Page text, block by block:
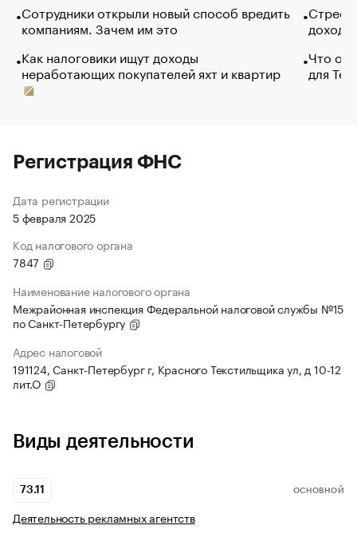
Сотрудники открыли новый способ вредить
компаниям. Зачем им это
Как налоговики ищут доходы
неработающих покупателей яхт и квартир
Что
для
Регистрация ФНС
Дата регистрации
5 февраля 2025
Код налогового органа
7847
Наименование налогового органа
Межрайонная инспекция Федеральной налоговой службы №15
по Санкт-Петербургу
Адрес налоговой
191124, Санкт-Петербург г, Красного Текстильщика ул, д 10-12
лит.О
Виды деятельности
73.11 ОСНОВНОЙ
Деятельность рекламных агентств